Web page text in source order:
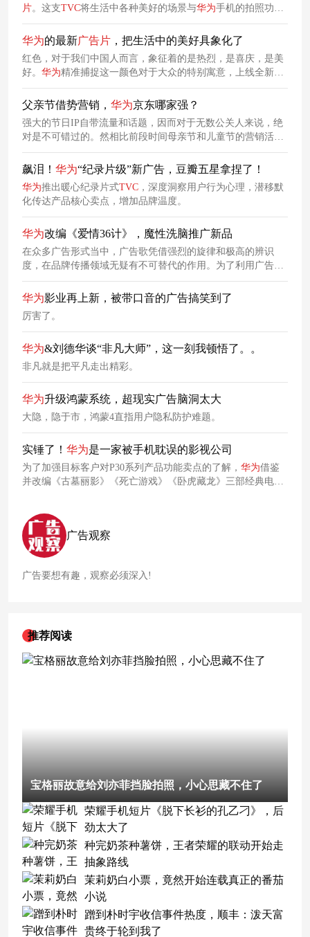
片。这支TVC将生活中各种美好的场景与华为手机的拍照功能
相融合，通过一系列细腻动人的画面，使观众在欣赏生活色彩
的过程中，深刻体会到其产品的强大拍摄实力。
华为的最新广告片 ，把生活中的美好具象化了
红色，对于我们中国人而言，象征着的是热烈，是喜庆，是美
好。 华为精准捕捉这一颜色对于大众的特别寓意，上线全新广
告片《拍红每一种红》，赋予华为Mate 70系列产品特别的情感
温度，意图吸引追求品质生活的消费群体关注与选择。
父亲节借势营销， 华为京东哪家强？
强大的节日IP自带流量和话题，因而对于无数公关人来说，绝
对是不可错过的。然相比前段时间母亲节和儿童节的营销活
动，却不难发现，此次父亲节借势营销，品牌们却显得冷漠很
多。但还是有几支出彩，一起来看看吧！
飙泪！ 华为“纪录片级”新广告，豆瓣五星拿捏了！
华为推出暖心纪录片式TVC ，深度洞察用户行为心理，潜移默
化传达产品核心卖点，增加品牌温度。
华为改编《爱情36计》，魔性洗脑推广新品
在众多广告形式当中，广告歌凭借强烈的旋律和极高的辨识
度，在品牌传播领域无疑有不可替代的作用。为了利用广告歌
在品牌记忆强化方面的特点，华为借助经典歌曲《爱情36
计》，创意改编了一支《爱拍36计》TVC，意图以此抓住消费
者注意力，实现品牌与消费者的沟通。
华为影业再上新，被带口音的广告搞笑到了
厉害了。
华为&刘德华谈“非凡大师”，这一刻我顿悟了。。
非凡就是把平凡走出精彩。
华为升级鸿蒙系统，超现实广告脑洞太大
大隐，隐于市，鸿蒙4直指用户隐私防护难题。
实锤了！ 华为是一家被手机耽误的影视公司
为了加强目标客户对P30系列产品功能卖点的了解， 华为借鉴
并改编《古墓丽影》《死亡游戏》《卧虎藏龙》三部经典电
广告观察
广告要想有趣，观察必须深入!
推荐阅读
宝格丽故意给刘亦菲挡脸拍照，小心思藏不住了
荣耀手机短片《脱下长衫的孔乙刁》，后
劲太大了
种完奶茶种薯饼，王者荣耀的联动开始走
抽象路线
茉莉奶白小票，竟然开始连载真正的番茄
小说
蹭到朴时宇收信事件热度，顺丰：泼天富
贵终于轮到我了